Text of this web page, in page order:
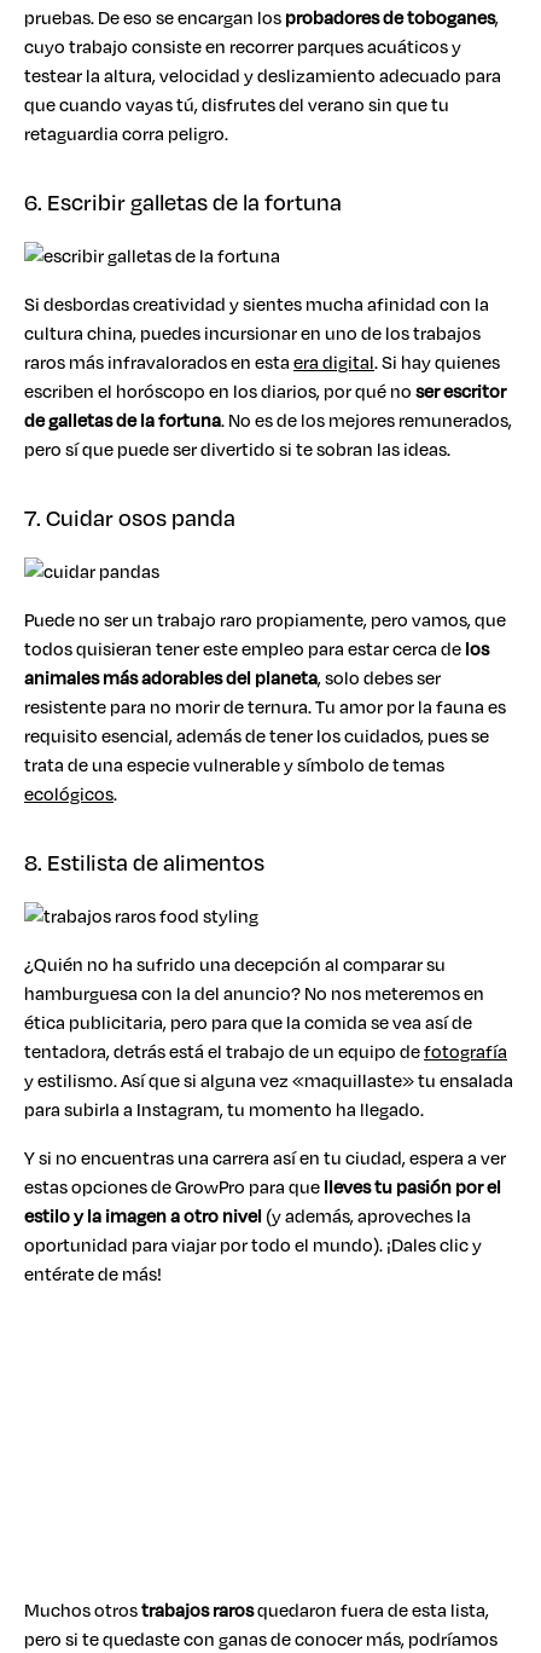
pruebas. De eso se encargan losprobadores de toboganes,
cuyo trabajo consiste en recorrer parques acuáticos y
testear la altura, velocidad y deslizamiento adecuado para
que cuando vayas tú, disfrutes del verano sin que tu
retaguardia corra peligro.
6. Escribir galletas de la fortuna
Si desbordas creatividad y sientes mucha afinidad con la
cultura china, puedes incursionar en uno de los trabajos
raros más infravalorados en estaera digital. Si hay quienes
escriben el horóscopo en los diarios, por qué noser escritor
de galletas de la fortuna. No es de los mejores remunerados,
pero sí que puede ser divertido si te sobran las ideas.
7. Cuidar osos panda
Puede no ser un trabajo raro propiamente, pero vamos, que
todos quisieran tener este empleo para estar cerca delos
animales más adorables del planeta, solo debes ser
resistente para no morir de ternura. Tu amor por la fauna es
requisito esencial, además de tener los cuidados, pues se
trata de una especie vulnerable y símbolo de temas
ecológicos.
8. Estilista de alimentos
¿Quién no ha sufrido una decepción al comparar su
hamburguesa con la del anuncio? No nos meteremos en
ética publicitaria, pero para que la comida se vea así de
tentadora, detrás está el trabajo de un equipo defotografía
y estilismo. Así que si alguna vez «maquillaste» tu ensalada
para subirla a Instagram, tu momento ha llegado.
Y si no encuentras una carrera así en tu ciudad, espera a ver
estas opciones de GrowPro para quelleves tu pasión por el
estilo y la imagen a otro nivel (y además, aproveches la
oportunidad para viajar por todo el mundo). ¡Dales clic y
entérate de más!
Muchos otrostrabajos rarosquedaron fuera de esta lista,
pero si te quedaste con ganas de conocer más, podríamos